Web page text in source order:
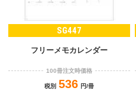
SG447
フリーメモカレンダー
100冊注文時価格
税別 536 円/冊